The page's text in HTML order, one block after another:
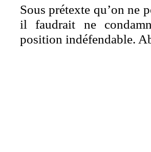
Sous prétexte qu’on ne
il faudrait ne
position indéfendable.